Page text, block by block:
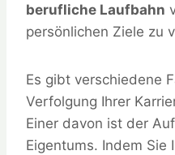
berufliche Laufbahn
persönlichen Ziele zu
Es gibt verschiedene
Verfolgung Ihrer
Einer davon ist der
Eigentums. Indem Sie